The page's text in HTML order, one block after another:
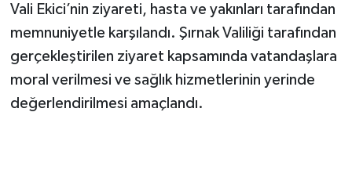
Vali Ekici’nin ziyareti, hasta ve yakınları tarafından
memnuniyetle karşılandı. Şırnak Valiliği tarafından
gerçekleştirilen ziyaret kapsamında vatandaşlara
moral verilmesi ve sağlık hizmetlerinin yerinde
değerlendirilmesi amaçlandı.